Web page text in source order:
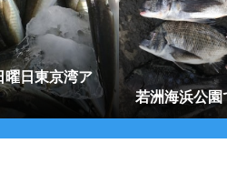
曜日東京湾ア
若洲海浜公園